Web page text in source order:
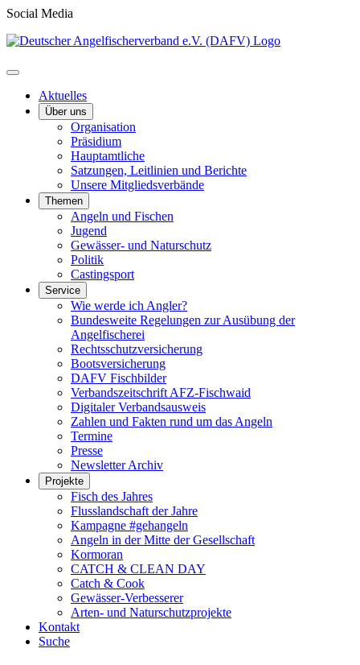
Social Media
Aktuelles
Über uns
Organisation
Präsidium
Hauptamtliche
Satzungen, Leitlinien und Berichte
Unsere Mitgliedsverbände
Themen
Angeln und Fischen
Jugend
Gewässer- und Naturschutz
Politik
Castingsport
Service
Wie werde ich Angler?
Bundesweite Regelungen zur Ausübung der
Angelfischerei
Rechtsschutzversicherung
Bootsversicherung
DAFV Fischbilder
Verbandszeitschrift AFZ-Fischwaid
Digitaler Verbandsausweis
Zahlen und Fakten rund um das Angeln
Termine
Presse
Newsletter Archiv
Projekte
Fisch des Jahres
Flusslandschaft der Jahre
Kampagne #gehangeln
Angeln in der Mitte der Gesellschaft
Kormoran
CATCH & CLEAN DAY
Catch & Cook
Gewässer-Verbesserer
Arten- und Naturschutzprojekte
Kontakt
Suche